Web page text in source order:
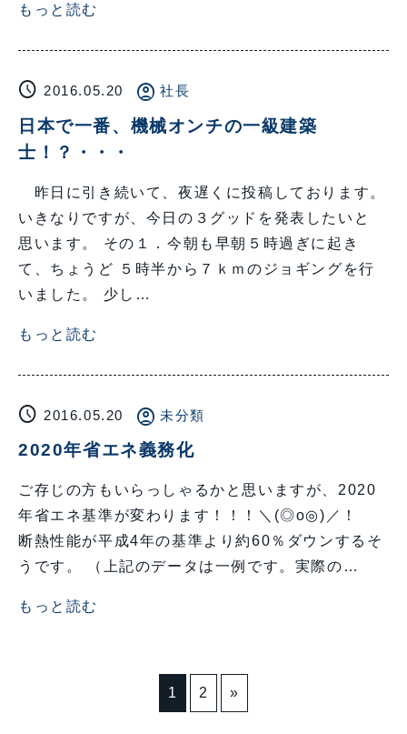
もっと読む
schedule 2016.05.20 account_circle 社長
日本で一番、機械オンチの一級建築
士！？・・・
昨日に引き続いて、夜遅くに投稿しております。
いきなりですが、今日の３グッドを発表したいと
思います。 その１．今朝も早朝５時過ぎに起き
て、ちょうど ５時半から７ｋｍのジョギングを行
いました。 少し…
もっと読む
schedule 2016.05.20 account_circle 未分類
2020年省エネ義務化
ご存じの方もいらっしゃるかと思いますが、2020
年省エネ基準が変わります！！！＼(◎o◎)／！
断熱性能が平成4年の基準より約60％ダウンするそ
うです。 （上記のデータは一例です。実際の…
もっと読む
1 2 »